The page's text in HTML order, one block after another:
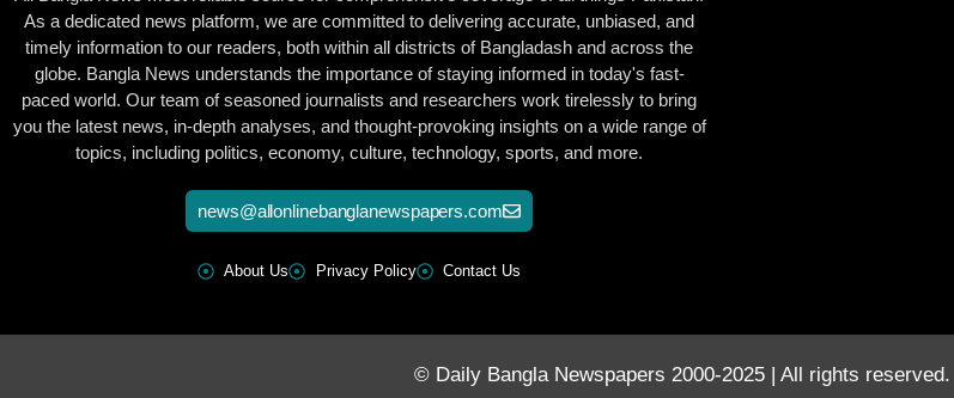
As a dedicated news platform, we are committed to delivering accurate, unbiased, and
timely information to our readers, both within all districts of Bangladash and across the
globe. Bangla News understands the importance of staying informed in today's fast-
paced world. Our team of seasoned journalists and researchers work tirelessly to bring
you the latest news, in-depth analyses, and thought-provoking insights on a wide range of
topics, including politics, economy, culture, technology, sports, and more.
news@allonlinebanglanewspapers.com
About Us Privacy Policy Contact Us
© Daily Bangla Newspapers 2000-2025 | All rights reserved.